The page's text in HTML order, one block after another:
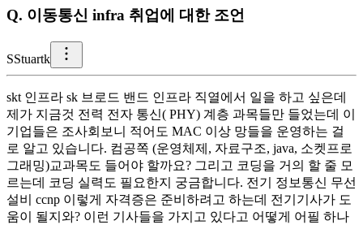
Q. 이동통신 infra 취업에 대한 조언
SStuartk
skt 인프라 sk 브로드 밴드 인프라 직열에서 일을 하고 싶은데
제가 지금것 전력 전자 통신( PHY) 계층 과목들만 들었는데 이
기업들은 조사회보니 적어도 MAC 이상 망들을 운영하는 걸
로 알고 있습니다. 컴공쪽 (운영체제, 자료구조, java, 소켓프로
그래밍)교과목도 들어야 할까요? 그리고 코딩을 거의 할 줄 모
르는데 코딩 실력도 필요한지 궁금합니다. 전기 정보통신 무선
설비 ccnp 이렇게 자격증은 준비하려고 하는데 전기기사가 도
움이 될지와? 이런 기사들을 가지고 있다고 어떻게 어필 하나